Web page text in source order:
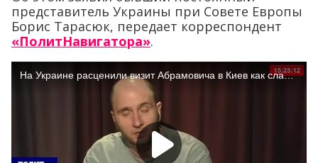
представитель Украины при Совете Европы
Борис Тарасюк, передает корреспондент
«ПолитНавигатора».